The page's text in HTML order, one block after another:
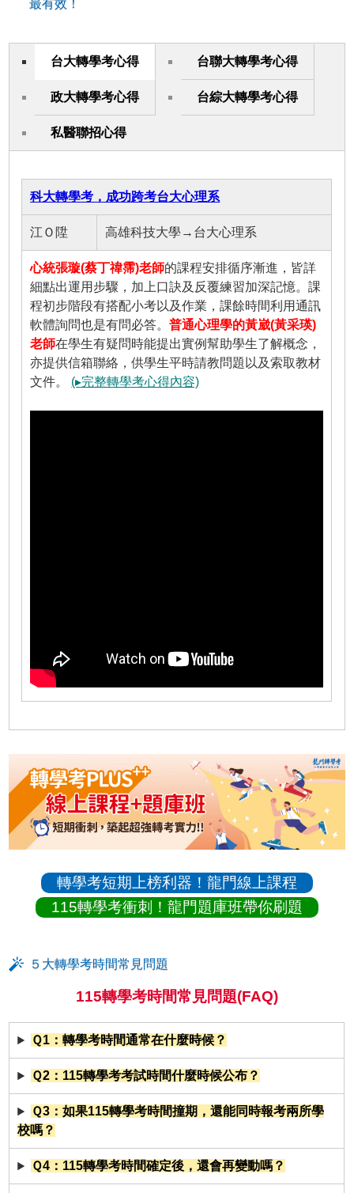
最有效！
台大轉學考心得 台聯大轉學考心得
政大轉學考心得 台綜大轉學考心得
私醫聯招心得
科大轉學考，成功跨考台大心理系
江Ｏ陞 高雄科技大學→台大心理系
心統張璇(蔡丁禕霈)老師的課程安排循序漸進，皆詳
細點出運用步驟，加上口訣及反覆練習加深記憶。課
程初步階段有搭配小考以及作業，課餘時間利用通訊
軟體詢問也是有問必答。普通心理學的黃崴(黃采瑛)
老師在學生有疑問時能提出實例幫助學生了解概念，
亦提供信箱聯絡，供學生平時請教問題以及索取教材
文件。 (▸完整轉學考心得內容)
轉學考短期上榜利器！龍門線上課程
115轉學考衝刺！龍門題庫班帶你刷題
５大轉學考時間常見問題
115轉學考時間常見問題(FAQ)
Ｑ1：轉學考時間通常在什麼時候？
Ｑ2：115轉學考考試時間什麼時候公布？
Ｑ3：如果115轉學考時間撞期，還能同時報考兩所學
校嗎？
Ｑ4：115轉學考時間確定後，還會再變動嗎？